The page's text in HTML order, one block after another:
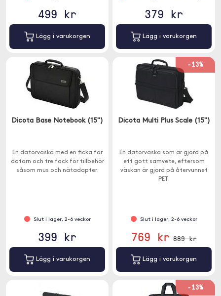
499 kr
Lägg i varukorgen
379 kr
Lägg i varukorgen
Dicota Base Notebook (15")
En datorväska med en ficka för
datorn och tre fack för tillbehör
såsom mus och nätadapter.
Slut i lager, 2-6 veckor
399 kr
Lägg i varukorgen
-13%
Dicota Multi Plus Scale (15")
En datorväska som är gjord på
ett gott samvete, eftersom
väskan är gjord på återvunnet
PET.
Slut i lager, 2-6 veckor
769 kr 889 kr
Lägg i varukorgen
-13%